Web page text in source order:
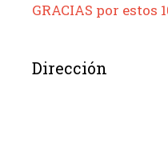
GRACIAS por estos
Dirección